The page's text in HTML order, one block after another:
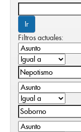
Filtros actuales: